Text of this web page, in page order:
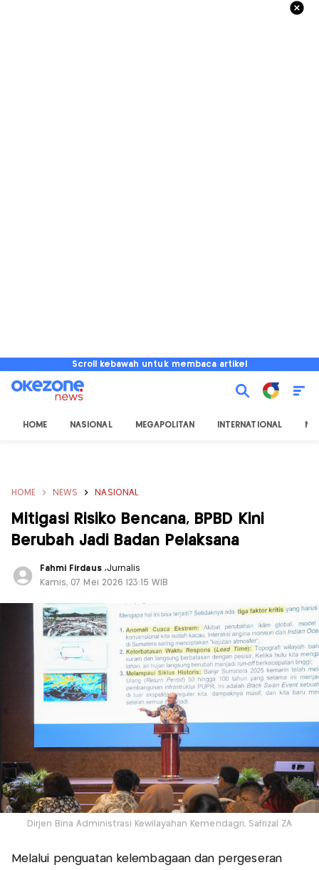
Scroll kebawah untuk membaca artikel
HOME NASIONAL MEGAPOLITAN INTERNATIONAL
HOME NEWS NASIONAL
Mitigasi Risiko Bencana, BPBD Kini
Berubah Jadi Badan Pelaksana
Fahmi Firdaus ,Jurnalis
Kamis, 07 Mei 2026 |23:15 WIB
Dirjen Bina Administrasi Kewilayahan Kemendagri, Safrizal ZA
Melalui penguatan kelembagaan dan pergeseran